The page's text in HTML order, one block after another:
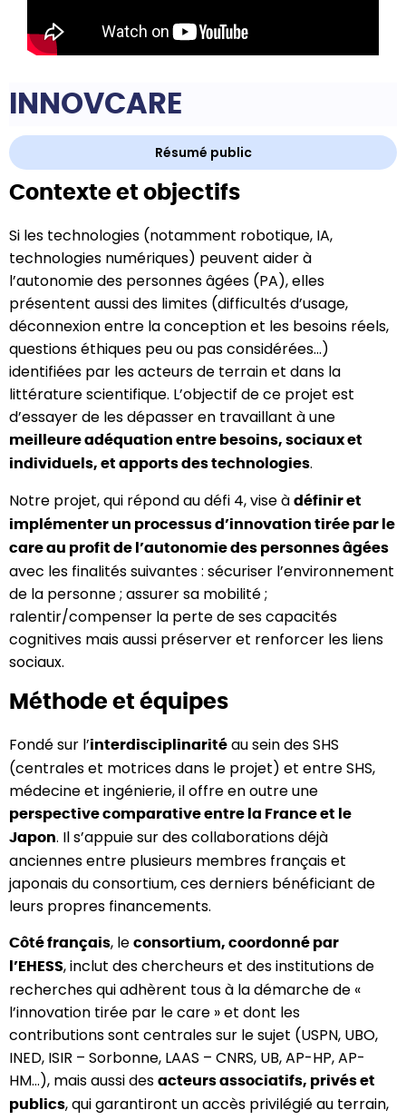
INNOVCARE
Résumé public
Contexte et objectifs
Si les technologies (notamment robotique, IA,
technologies numériques) peuvent aider à
l’autonomie des personnes âgées (PA), elles
présentent aussi des limites (difficultés d’usage,
déconnexion entre la conception et les besoins réels,
questions éthiques peu ou pas considérées…)
identifiées par les acteurs de terrain et dans la
littérature scientifique. L’objectif de ce projet est
d’essayer de les dépasser en travaillant à une
meilleure adéquation entre besoins, sociaux et
individuels, et apports des technologies.
Notre projet, qui répond au défi 4, vise à définir et
implémenter un processus d’innovation tirée par le
care au profit de l’autonomie des personnes âgées
avec les finalités suivantes : sécuriser l’environnement
de la personne ; assurer sa mobilité ;
ralentir/compenser la perte de ses capacités
cognitives mais aussi préserver et renforcer les liens
sociaux.
Méthode et équipes
Fondé sur l’interdisciplinarité au sein des SHS
(centrales et motrices dans le projet) et entre SHS,
médecine et ingénierie, il offre en outre une
perspective comparative entre la France et le
Japon. Il s’appuie sur des collaborations déjà
anciennes entre plusieurs membres français et
japonais du consortium, ces derniers bénéficiant de
leurs propres financements.
Côté français, le consortium, coordonné par
l’EHESS, inclut des chercheurs et des institutions de
recherches qui adhèrent tous à la démarche de «
l’innovation tirée par le care » et dont les
contributions sont centrales sur le sujet (USPN, UBO,
INED, ISIR – Sorbonne, LAAS – CNRS, UB, AP-HP, AP-
HM…), mais aussi des acteurs associatifs, privés et
publics, qui garantiront un accès privilégié au terrain,